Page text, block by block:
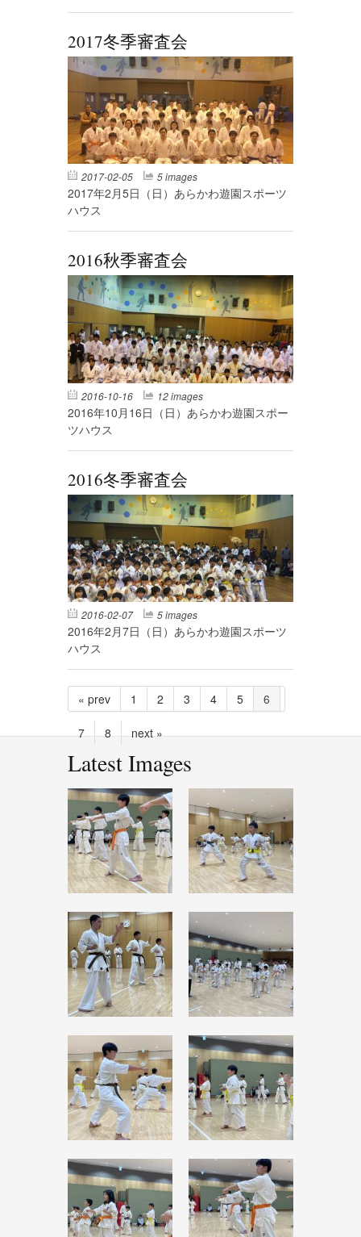
2017冬季審査会
2017-02-05 5 images
2017年2月5日（日）あらかわ遊園スポーツ
ハウス
2016秋季審査会
2016-10-16 12 images
2016年10月16日（日）あらかわ遊園スポー
ツハウス
2016冬季審査会
2016-02-07 5 images
2016年2月7日（日）あらかわ遊園スポーツ
ハウス
« prev 1 2 3 4 5 6
7 8 next »
Latest Images